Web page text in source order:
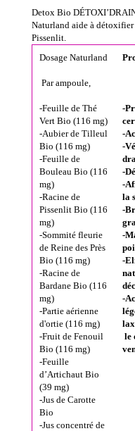
Detox Bio
Naturland aide à
Pissenlit.
Dosage Naturland
Par ampoule,
-Feuille de Thé
Vert Bio (116 mg)
-Aubier de Tilleul
Bio (116 mg)
-Feuille de
Bouleau Bio (116
mg)
-Racine de
Pissenlit Bio (116
mg)
-Sommité fleurie
de Reine des Près
Bio (116 mg)
-Racine de
Bardane Bio (116
mg)
-Partie aérienne
d'ortie (116 mg)
-Fruit de Fenouil
Bio (116 mg)
-Feuille
d’Artichaut Bio
(39 mg)
-Jus de Carotte
Bio
-Jus concentré de
-
-
-
-
-
la
-
-
-
-
le